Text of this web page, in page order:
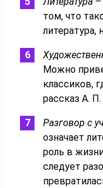
том, что
Можно
классиков,
рассказ А.
Разговор с
означает
роль в
следует